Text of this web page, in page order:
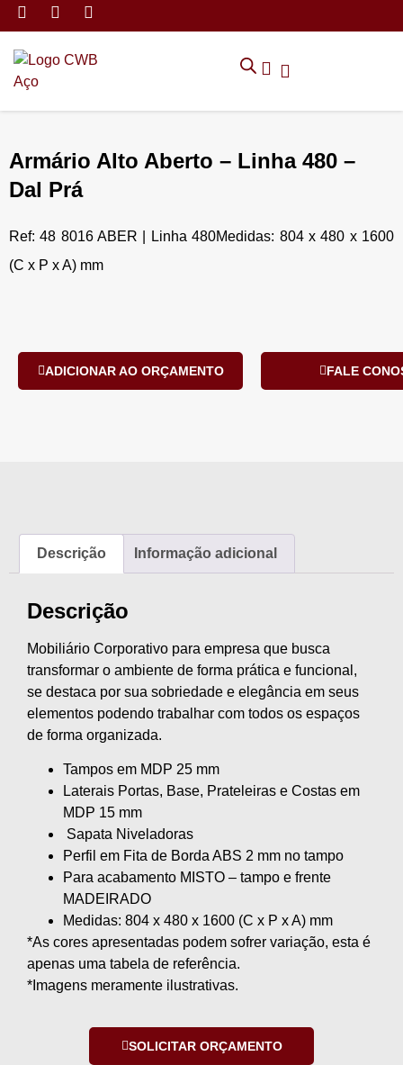
Armário Alto Aberto – Linha 480 –
Dal Prá
Ref: 48 8016 ABER | Linha 480Medidas: 804 x 480 x 1600
(C x P x A) mm
ADICIONAR AO ORÇAMENTO FALE
Descrição Informação adicional
Descrição
Mobiliário Corporativo para empresa que busca
transformar o ambiente de forma prática e funcional,
se destaca por sua sobriedade e elegância em seus
elementos podendo trabalhar com todos os espaços
de forma organizada.
Tampos em MDP 25 mm
Laterais Portas, Base, Prateleiras e Costas em
MDP 15 mm
Sapata Niveladoras
Perfil em Fita de Borda ABS 2 mm no tampo
Para acabamento MISTO – tampo e frente
MADEIRADO
Medidas: 804 x 480 x 1600 (C x P x A) mm
*As cores apresentadas podem sofrer variação, esta é
apenas uma tabela de referência.
*Imagens meramente ilustrativas.
SOLICITAR ORÇAMENTO